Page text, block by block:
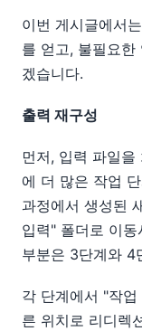
이번 게시글에서
를 얻고, 불필요
겠습니다.
출력 재구성
먼저, 입력 파일
에 더 많은 작업
과정에서 생성된
입력" 폴더로 이
부분은 3단계와 4
각 단계에서 "작
른 위치로 리디렉